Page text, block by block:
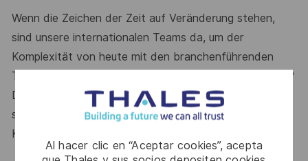
Al hacer clic en “Aceptar cookies”, acepta
Wenn die Zeichen der Zeit auf Veränderung stehen,
sind unsere internationalen Teams da, um der
Komplexität von heute mit den branchenführenden
Technologien von morgen zu begegnen. Bist Du dabei?
Deine AnsprechpartnerinMaria Gaissertfreut sich
schon auf Deine Online-Bewerbung über unser
Karriereportal